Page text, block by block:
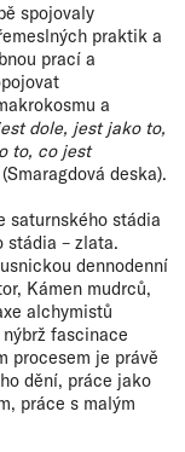
spojovaly
praktik a
prací a
a
dole, jest jako to,
to, co jest
deska).
saturnského stádia
stádia – zlata.
dennodenní
Kámen mudrců,
alchymistů
fascinace
procesem je právě
dění, práce jako
práce s malým